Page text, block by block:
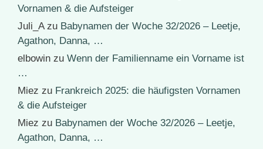
Vornamen & die Aufsteiger
Juli_Azu Babynamen der Woche 32/2026 – Leetje,
Agathon, Danna, …
elbowin zu Wenn der Familienname ein Vorname ist
…
Miez zu Frankreich 2025: die häufigsten Vornamen
& die Aufsteiger
Miez zu Babynamen der Woche 32/2026 – Leetje,
Agathon, Danna, …